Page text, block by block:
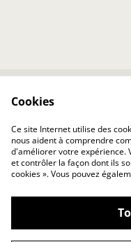
Politique
©2026Julien 3D
Cookies
Ce site Internet utilise des
nous aident à comprendre
d'améliorer votre expérience.
et contrôler la façon dont ils
cookies ». Vous pouvez